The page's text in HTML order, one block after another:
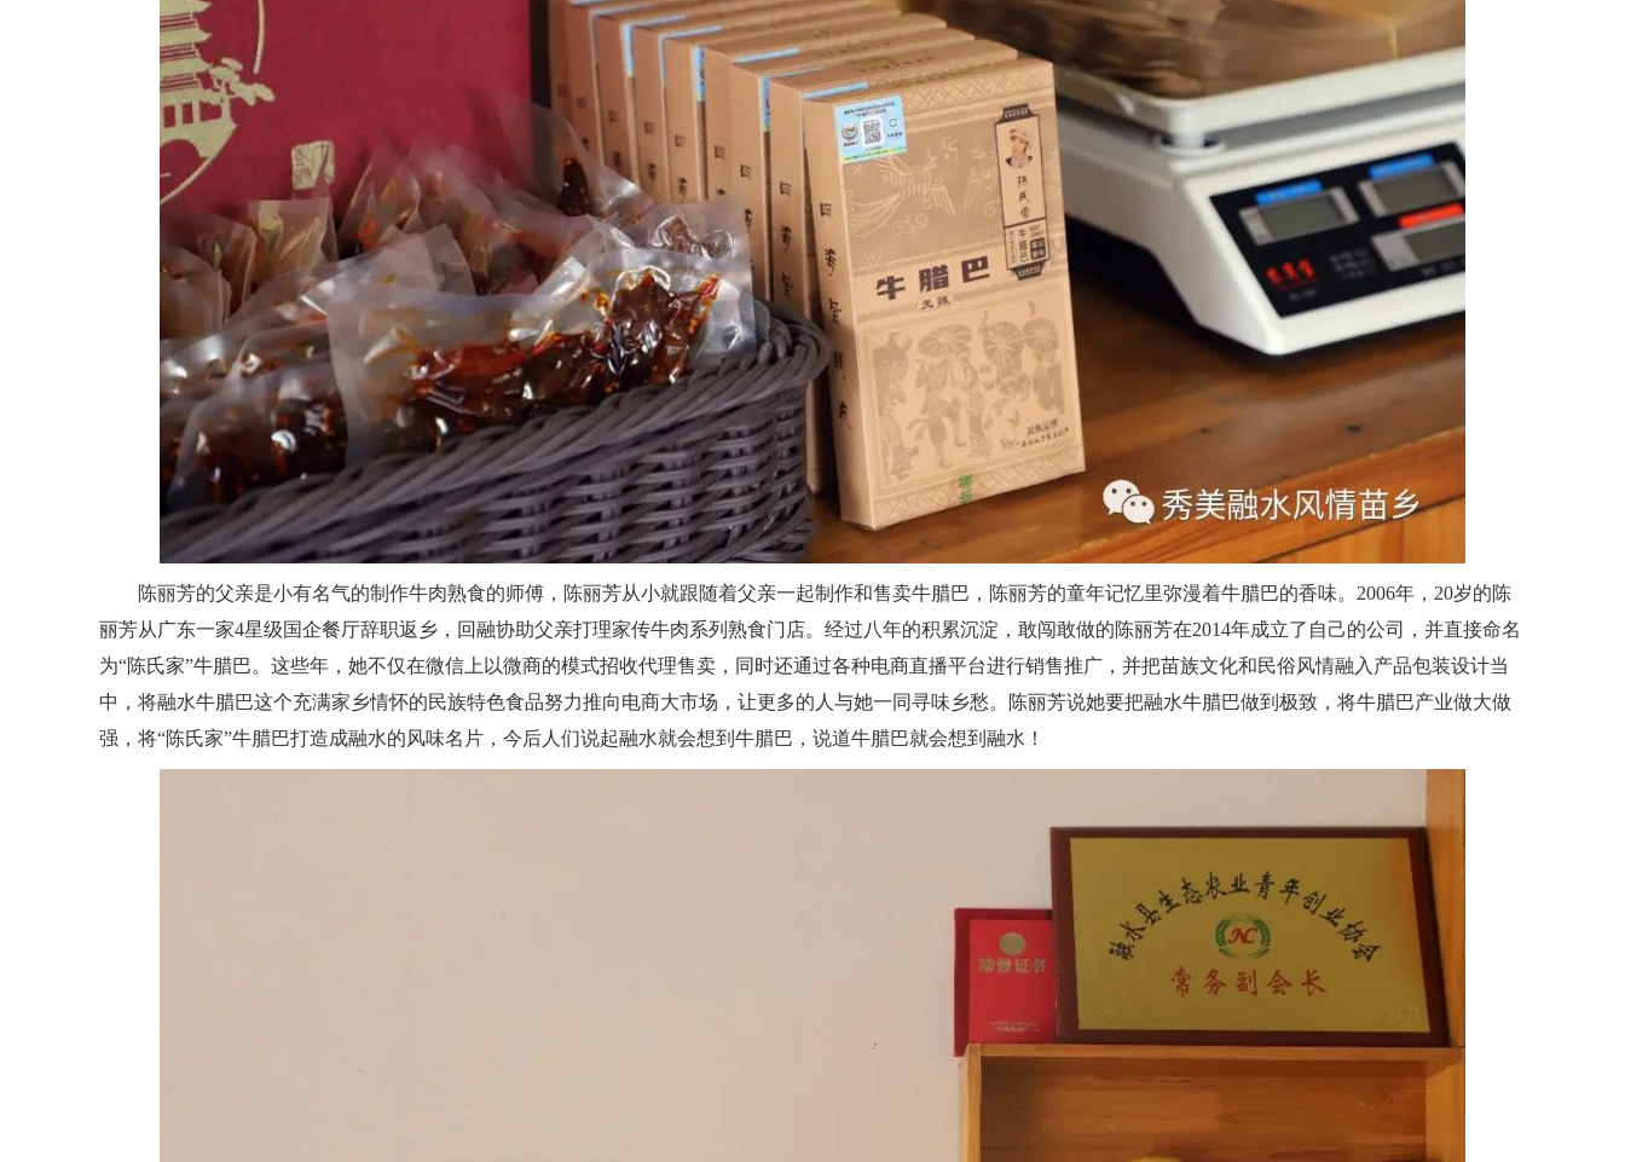
陈丽芳的父亲是小有名气的制作牛肉熟食的师傅，陈丽芳从小就跟随着父亲一起制作和售卖牛腊巴，陈丽芳的童年记忆里弥漫着牛腊巴的香味。2006年，20岁的陈
丽芳从广东一家4星级国企餐厅辞职返乡，回融协助父亲打理家传牛肉系列熟食门店。经过八年的积累沉淀，敢闯敢做的陈丽芳在2014年成立了自己的公司，并直接命名
为“陈氏家”牛腊巴。这些年，她不仅在微信上以微商的模式招收代理售卖，同时还通过各种电商直播平台进行销售推广，并把苗族文化和民俗风情融入产品包装设计当
中，将融水牛腊巴这个充满家乡情怀的民族特色食品努力推向电商大市场，让更多的人与她一同寻味乡愁。陈丽芳说她要把融水牛腊巴做到极致，将牛腊巴产业做大做
强，将“陈氏家”牛腊巴打造成融水的风味名片，今后人们说起融水就会想到牛腊巴，说道牛腊巴就会想到融水！